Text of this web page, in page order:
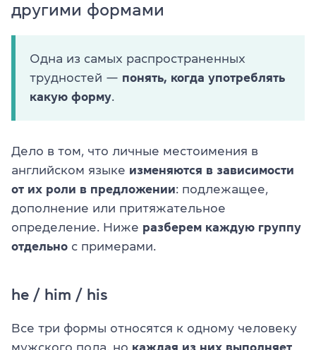
другими формами
Одна из самых распространенных
трудностей — понять, когда употреблять
какую форму
Дело в том, что личные местоимения в
английском языке изменяются в зависимости
от их роли в предложении: подлежащее,
дополнение или притяжательное
определение. Ниже разберем каждую группу
отдельно с примерами.
he / him / his
Все три формы относятся к одному человеку
мужского пола, но каждая из них выполняет